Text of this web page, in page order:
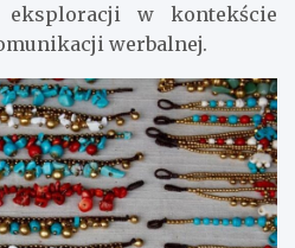
w kontekście
werbalnej.